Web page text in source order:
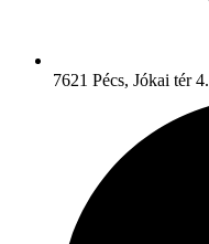
7621 Pécs, Jókai tér 4.